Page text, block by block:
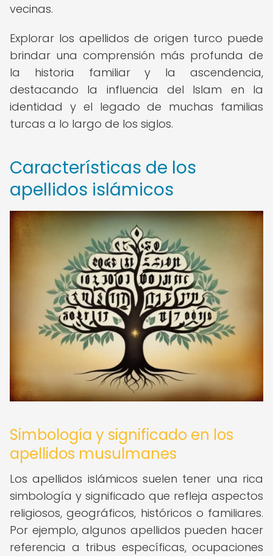
vecinas.
Explorar los apellidos de origen turco puede
brindar una comprensión más profunda de
la historia familiar y la ascendencia,
destacando la influencia del Islam en la
identidad y el legado de muchas familias
turcas a lo largo de los siglos.
Características de los
apellidos islámicos
Simbología y significado en los
apellidos musulmanes
Los apellidos islámicos suelen tener una rica
simbología y significado que refleja aspectos
religiosos, geográficos, históricos o familiares.
Por ejemplo, algunos apellidos pueden hacer
referencia a tribus específicas, ocupaciones